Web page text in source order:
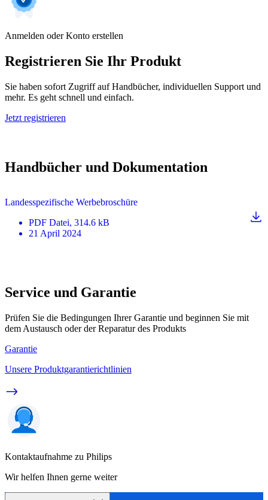
Anmelden oder Konto erstellen
Registrieren Sie Ihr Produkt
Sie haben sofort Zugriff auf Handbücher, individuellen Support und
mehr. Es geht schnell und einfach.
Jetzt registrieren
Handbücher und Dokumentation
Landesspezifische Werbebroschüre
PDF Datei, 314.6 kB
21 April 2024
Service und Garantie
Prüfen Sie die Bedingungen Ihrer Garantie und beginnen Sie mit
dem Austausch oder der Reparatur des Produkts
Garantie
Unsere Produktgarantierichtlinien
Kontaktaufnahme zu Philips
Wir helfen Ihnen gerne weiter